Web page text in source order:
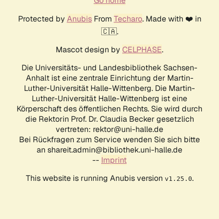
Protected by AnubisFrom Techaro. Made with ❤️ in
🇨🇦.
Mascot design by CELPHASE.
Die Universitäts- und Landesbibliothek Sachsen-
Anhalt ist eine zentrale Einrichtung der Martin-
Luther-Universität Halle-Wittenberg. Die Martin-
Luther-Universität Halle-Wittenberg ist eine
Körperschaft des öffentlichen Rechts. Sie wird durch
die Rektorin Prof. Dr. Claudia Becker gesetzlich
vertreten: rektor@uni-halle.de
Bei Rückfragen zum Service wenden Sie sich bitte
an shareit.admin@bibliothek.uni-halle.de
-- Imprint
This website is running Anubis version v1.25.0.